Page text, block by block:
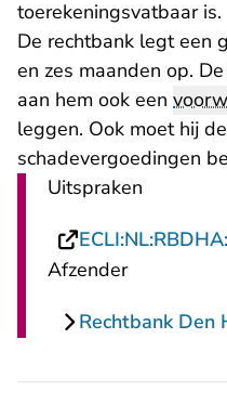
toerekeningsvatbaar is.
De rechtbank legt een
en zes maanden op.
aan hem ook een
leggen. Ook moet hij
schadevergoedingen
Uitspraken
Afzender
Rechtbank Den